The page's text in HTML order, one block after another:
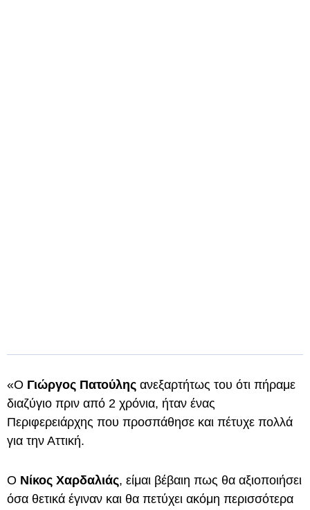
«O Γιώργος Πατούλης ανεξαρτήτως του ότι πήραμε
διαζύγιο πριν από 2 χρόνια, ήταν ένας
Περιφερειάρχης που προσπάθησε και πέτυχε πολλά
για την Αττική.
O Nίκος Χαρδαλιάς, είμαι βέβαιη πως θα αξιοποιήσει
όσα θετικά έγιναν και θα πετύχει ακόμη περισσότερα